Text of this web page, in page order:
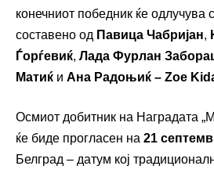
конечниот победник ќе одлучува
составено од Павица Чабријан,
Ѓорѓевиќ, Лада Фурлан
Матиќ и Ана Радоњиќ – Zoe
Осмиот добитник на Наградата
ќе биде прогласен на 21
Белград – датум кој